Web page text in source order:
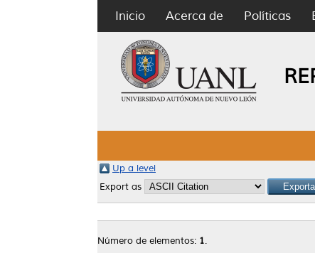
Inicio Acerca de Políticas
Up a level
Export as
Número de elementos: 1.